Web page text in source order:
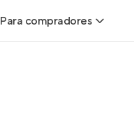
Para compradores